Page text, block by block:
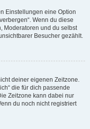
Einstellungen eine Option
Wenn du diese
Moderatoren und du selbst
Besucher gezählt.
deiner eigenen Zeitzone.
die für dich passende
Zeitzone kann dabei nur
du noch nicht registriert